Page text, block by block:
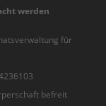
werden
für
befreit